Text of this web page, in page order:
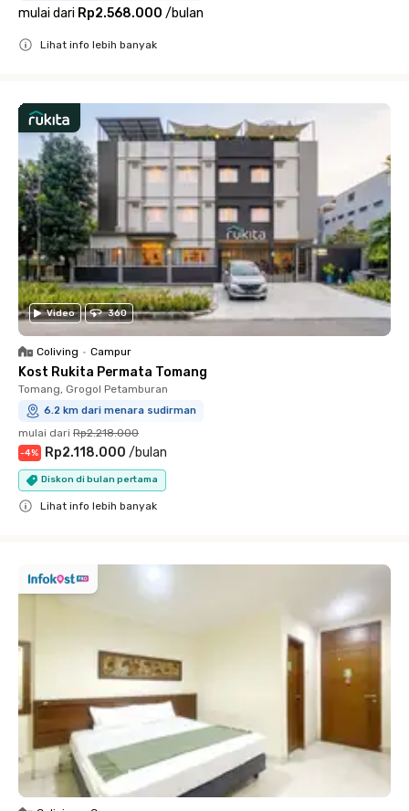
mulai dari Rp2.568.000 /bulan
Lihat info lebih banyak
Video 360
Coliving • Campur
Kost Rukita Permata Tomang
Tomang, Grogol Petamburan
6.2 km dari menara sudirman
mulai dari Rp2.218.000
-4% Rp2.118.000 /bulan
Diskon di bulan pertama
Lihat info lebih banyak